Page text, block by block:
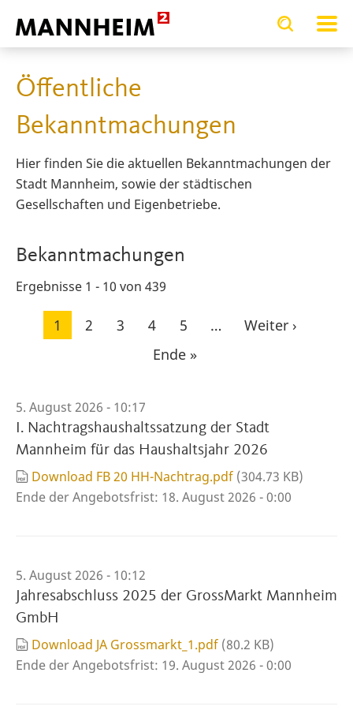
Toggle
search
input
Toggle
search
input
Öffentliche
Bekanntmachungen
Hier finden Sie die aktuellen Bekanntmachungen der
Stadt Mannheim, sowie der städtischen
Gesellschaften und Eigenbetriebe.
Bekanntmachungen
Ergebnisse 1 - 10 von 439
Seitennummerierung
Aktuelle
1 Seite
2 Seite
3 Seite
4 Seite
5 …
Nächste
Weiter ›
Letzte
Ende »
5. August 2026 - 10:17
I. Nachtragshaushaltssatzung der Stadt
Mannheim für das Haushaltsjahr 2026
Download FB 20 HH-Nachtrag.pdf (304.73 KB)
Ende der Angebotsfrist: 18. August 2026 - 0:00
5. August 2026 - 10:12
Jahresabschluss 2025 der GrossMarkt Mannheim
GmbH
Download JA Grossmarkt_1.pdf (80.2 KB)
Ende der Angebotsfrist: 19. August 2026 - 0:00